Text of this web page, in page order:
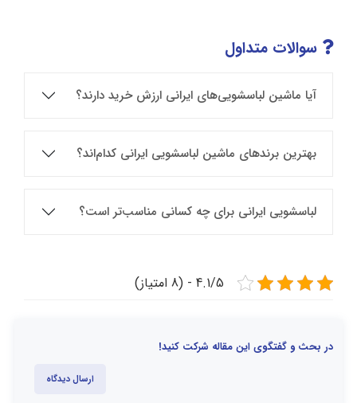
سوالات متداول
آیا ماشین لباسشویی‌های ایرانی ارزش خرید دارند؟
بهترین برندهای ماشین لباسشویی ایرانی کدام‌اند؟
لباسشویی ایرانی برای چه کسانی مناسب‌تر است؟
4.1/5 - (8 امتیاز)
در بحث و گفتگوی این مقاله شرکت کنید!
ارسال دیدگاه